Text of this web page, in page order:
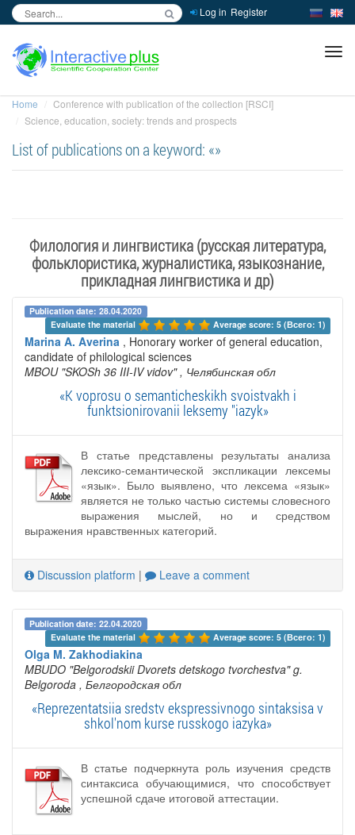
Log in Register
Home
Conference with publication of the collection [RSCI]
Science, education, society: trends and prospects
List of publications on a keyword: «»
Филология и лингвистика (русская литература,
фольклористика, журналистика, языкознание,
прикладная лингвистика и др)
Publication date: 28.04.2020
Evaluate the material
Average score: 5 (Всего: 1)
Marina A. Averina , Honorary worker of general education,
candidate of philological sciences
MBOU "SKOSh 36 III-IV vidov" , Челябинская обл
«K voprosu o semanticheskikh svoistvakh i
funktsionirovanii leksemy "iazyk»
В статье представлены результаты анализа
лексико-семантической экспликации лексемы
«язык». Было выявлено, что лексема «язык»
является не только частью системы словесного
выражения мыслей, но и средством
выражения нравственных категорий.
Discussion platform | Leave a comment
Publication date: 22.04.2020
Evaluate the material
Average score: 5 (Всего: 1)
Olga M. Zakhodiakina
MBUDO "Belgorodskii Dvorets detskogo tvorchestva" g.
Belgoroda , Белгородская обл
«Reprezentatsiia sredstv ekspressivnogo sintaksisa v
shkol'nom kurse russkogo iazyka»
В статье подчеркнута роль изучения средств
синтаксиса обучающимися, что способствует
успешной сдаче итоговой аттестации.